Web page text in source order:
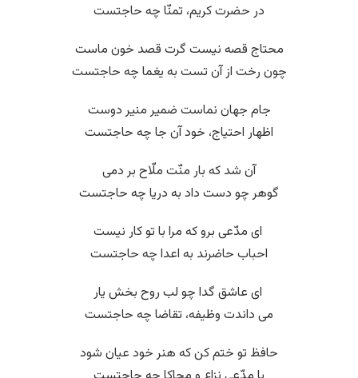
در حضرت کریم، تمنّا چه حاجتست
محتاج قصه نیست گرت قصد خون ماست
چون رخت از آن تست به یغما چه حاجتست
جام جهان نماست ضمیر منیر دوست
اظهار احتیاج، خود آن جا چه حاجتست
آن شد که بار منّت ملّاح بر دمی
گوهر چو دست داد به دریا چه حاجتست
‌ ای مدّعی برو که مرا با تو کار نیست
احباب حاضرند به اعدا چه حاجتست
‌ ای عاشق گدا چو لب روح بخش یار
می داندت وظیفه، تقاضا چه حاجتست
حافظ تو ختم کن که هنر خود عیان شود